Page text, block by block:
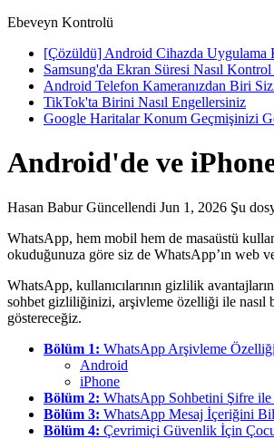
Ebeveyn Kontrolü
[Çözüldü] Android Cihazda Uygulama
Samsung'da Ekran Süresi Nasıl Kontrol
Android Telefon Kameranızdan Biri
TikTok'ta Birini Nasıl Engellersiniz
Google Haritalar Konum Geçmişinizi
Android'de ve
Hasan BaburGüncellendi Jun 1, 2026 Şu
WhatsApp, hem mobil hem de masaüstü
okuduğunuza göre siz de WhatsApp’ın web
WhatsApp, kullanıcılarının gizlilik
sohbet gizliliğinizi, arşivleme özelliği ile nasıl
göstereceğiz.
Bölüm 1: WhatsApp Arşivleme
Android
iPhone
Bölüm 2: WhatsApp Sohbetini Şifre ile
Bölüm 3: WhatsApp Mesaj İçeriğini
Bölüm 4: Çevrimiçi Güvenlik İçin